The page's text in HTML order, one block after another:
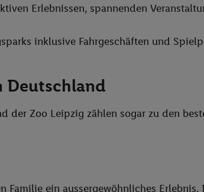
Erlebnissen, spannenden
inklusive Fahrgeschäften und
Deutschland
der Zoo Leipzig zählen sogar zu den
ein aussergewöhnliches Erlebnis.